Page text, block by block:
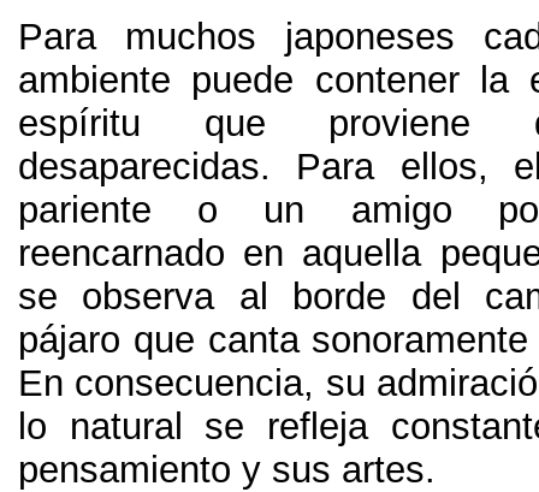
Para muchos japoneses
ambiente puede contener la
espíritu que proviene
desaparecidas. Para ellos,
pariente o un amigo
reencarnado en aquella
se observa al borde del
pájaro que canta
En consecuencia, su
lo natural se refleja
pensamiento y sus artes.